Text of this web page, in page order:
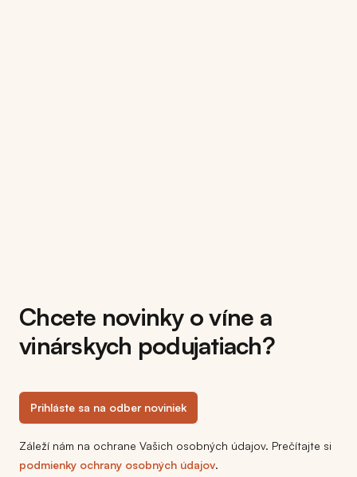
Chcete novinky o víne a
vinárskych podujatiach?
Prihláste sa na odber noviniek
Záleží nám na ochrane Vašich osobných údajov. Prečítajte si
podmienky ochrany osobných údajov.